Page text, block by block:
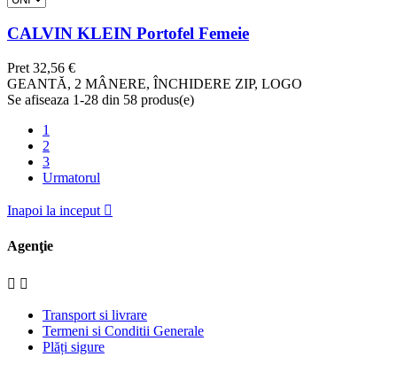
CALVIN KLEIN Portofel Femeie
Pret 32,56 €
GEANTĂ, 2 MÂNERE, ÎNCHIDERE ZIP, LOGO
Se afiseaza 1-28 din 58 produs(e)
1
2
3
Urmatorul
Inapoi la inceput 
Agenţie
 
Transport si livrare
Termeni si Conditii Generale
Plăți sigure